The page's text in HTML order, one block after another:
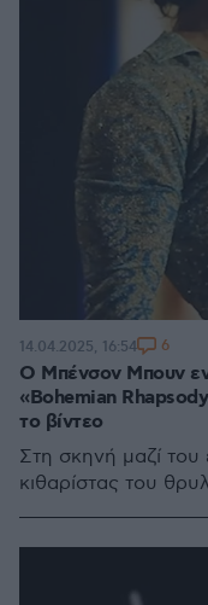
Ο Μπένσον Μπουν
«Bohemian
το βίντεο
Στη σκηνή μαζί
κιθαρίστας του
14.04.2025, 16:54 6